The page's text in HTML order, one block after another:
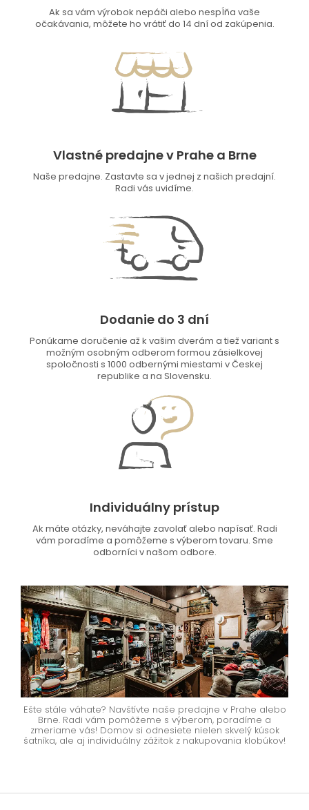
Ak sa vám výrobok nepáči alebo nespĺňa vaše
očakávania, môžete ho vrátiť do 14 dní od zakúpenia.
Vlastné predajne v Prahe a Brne
Naše predajne. Zastavte sa v jednej z našich predajní.
Radi vás uvidíme.
Dodanie do 3 dní
Ponúkame doručenie až k vašim dverám a tiež variant s
možným osobným odberom formou zásielkovej
spoločnosti s 1000 odbernými miestami v Českej
republike a na Slovensku.
Individuálny prístup
Ak máte otázky, neváhajte zavolať alebo napísať. Radi
vám poradíme a pomôžeme s výberom tovaru. Sme
odborníci v našom odbore.
Ešte stále váhate? Navštívte naše predajne v Prahe alebo
Brne. Radi vám pomôžeme s výberom, poradíme a
zmeriame vás! Domov si odnesiete nielen skvelý kúsok
šatníka, ale aj individuálny zážitok z nakupovania klobúkov!
Z